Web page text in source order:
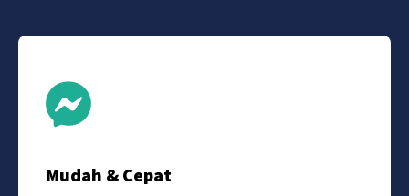
Mudah & Cepat